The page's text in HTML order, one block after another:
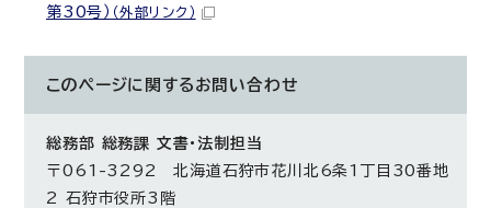
第30号） （外部リンク）
このページに関する お問い合わせ
総務部 総務課 文書・法制担当
〒061-3292 北海道石狩市花川北6条1丁目30番地
2 石狩市役所3階